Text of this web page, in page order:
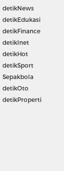
detikNews
detikEdukasi
detikFinance
detikInet
detikHot
detikSport
Sepakbola
detikOto
detikProperti